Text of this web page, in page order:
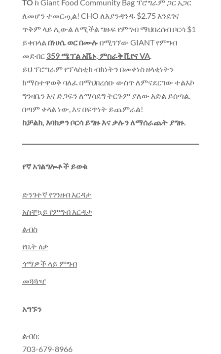
TO ከ Giant Food Community Bag ፕሮግራም ጋር አጋር
ለመሆን ተመርጧል! CHO ለእያንዳንዱ $2.75 እንደገና
ጥቅም ላይ ሊውል ለሚችል ግዙፍ የምግብ ማህበረሰብ ቦርሳ $1
ይቀበላል በነሀሴ ወር በሙሉ በሚገኘው GIANT የምግብ
መደብር 359 ሜፕል አቬኑ, ምስራቅ ቪየና VA.
ይህ ፕሮግራም የፕላስቲክ ብክነትን በመቀነስ ዘላቂነትን
ከማስተዋወቅ ባለፈ በማህበረሰቡ ውስጥ ለምናደርገው ተልእኮ
ግንዛቤን እና ድጋፍን ለማሳደግ ትርጉም ያለው እድል ይሰጣል.
በጣም ቀላል ነው, እና በፍጥነት ይጨምራል!
ከቻልክ, እባክዎን ቦርሳ ይግዙ እና ቃሉን ለማሰራጨት ያግዙ.
የኛ አገልግሎቶች ይወቁ
ድንገተኛ የገንዘብ እርዳታ
አስቸኳይ የምግብ እርዳታ
ልብስ
የቤት ዕቃ
ጎማዎች ላይ ምግብ
መጓጓዣ
አግኙን
ልብስ:
703-679-8966